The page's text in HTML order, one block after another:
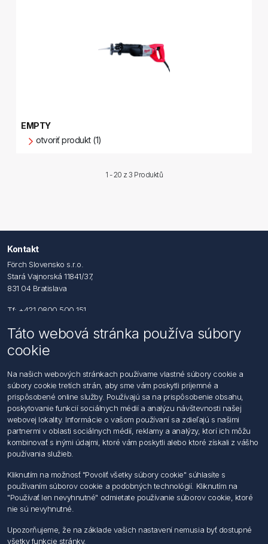
EMPTY
otvoriť produkt (1)
1 - 20 z3 Produktů
Kontakt
Förch Slovensko s.r.o.
Stará Vajnorská 11841/37,
831 04 Bratislava
Tf: +421 0800 500 151
Email: office@foerch.sk
Kontaktujte nás
Informácie
Imprint
Vyhlásenie k ochrane údajov
Všeobecné dodacie a obchodné podmienky
Obchodný zástupca
Môj účet
Môj účet
Objednávky
Adresy
Táto webová stránka používa súbory
cookie
Na našich webových stránkach používame vlastné súbory cookie a
súbory cookie tretích strán, aby sme vám poskytli príjemné a
prispôsobené online služby. Používajú sa na prispôsobenie obsahu,
poskytovanie funkcií sociálnych médií a analýzu návštevnosti našej
webovej lokality. Informácie o vašom používaní sa zdieľajú s našimi
partnermi v oblasti sociálnych médií, reklamy a analýzy, ktorí ich môžu
kombinovať s inými údajmi, ktoré vám poskytli alebo ktoré získali z vášho
používania služieb.
Kliknutím na možnosť "Povoliť všetky súbory cookie" súhlasíte s
používaním súborov cookie a podobných technológií. Kliknutím na
"Používať len nevyhnutné" odmietate používanie súborov cookie, ktoré
nie sú nevyhnutné.
Upozorňujeme, že na základe vašich nastavení nemusia byť dostupné
všetky funkcie stránky.